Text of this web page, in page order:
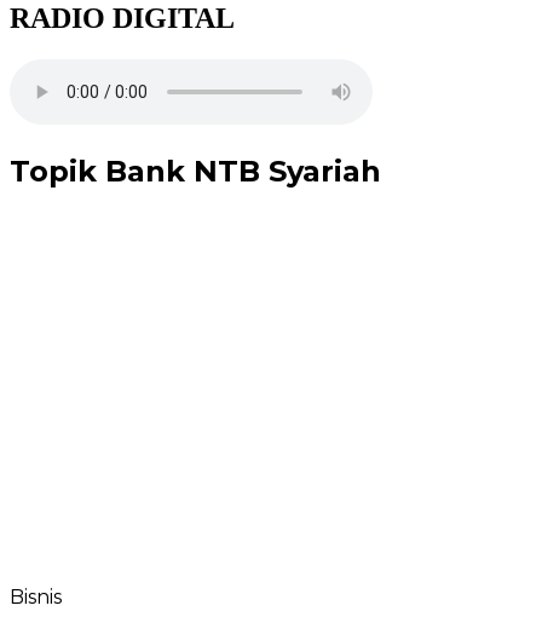
RADIO DIGITAL
Topik Bank NTB Syariah
Bisnis